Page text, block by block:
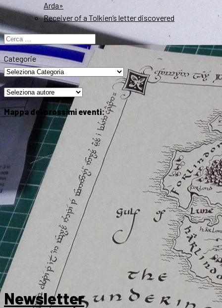
Arda»
Receiver of a Tolkien’s letter discovered
Ricerca
per:
Categorie
Mappa dei prossimi eventi:
Newsletter